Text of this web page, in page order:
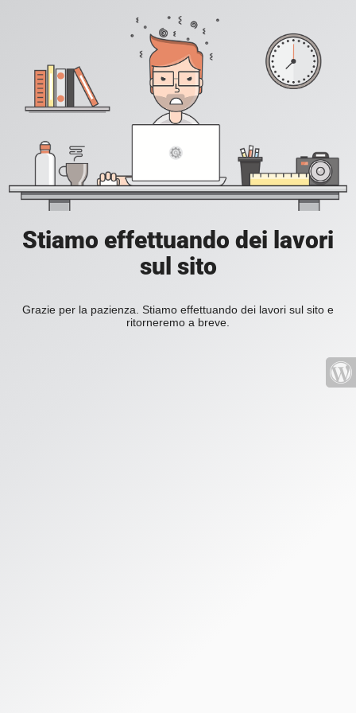
Stiamo effettuando dei lavori
sul sito
Grazie per la pazienza. Stiamo effettuando dei lavori sul sito e
ritorneremo a breve.